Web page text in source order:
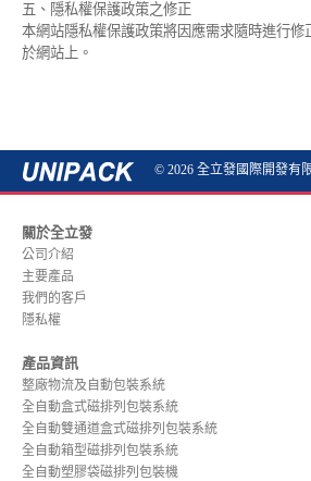
五、隱私權保護政策之修正
本網站隱私權保護政策將因應需求隨時進行修
於網站上。
© 2026 全立發國際開發有
關於全立發
公司介紹
主要產品
我們的客戶
隱私權
產品資訊
整廠物流及自動包裝系統
全自動盒式磁排列包裝系統
全自動雙通道盒式磁排列包裝系統
全自動箱型磁排列包裝系統
全自動塑膠袋磁排列包裝機